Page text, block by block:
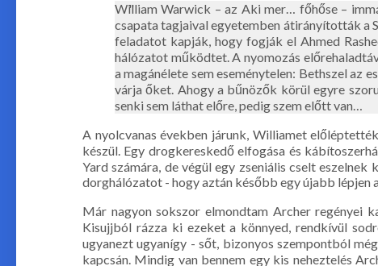
William Warwick – az Aki mer… főhőse –
csapata tagjaival egyetemben átirányították a
feladatot kapják, hogy fogják el Ahmed
hálózatot működtet. A nyomozás
a magánélete sem eseménytelen: Bethszel az
várja őket. Ahogy a bűnözők körül egyre
senki sem láthat előre, pedig szem előtt van…
A nyolcvanas években járunk, Williamet
készül. Egy drogkereskedő elfogása és
Yard számára, de végül egy zseniális cselt
dorghálózatot - hogy aztán később egy újabb lépjen
Már nagyon sokszor elmondtam Archer regényei
Kisujjból rázza ki ezeket a könnyed, rendkívül
ugyanezt ugyanígy - sőt, bizonyos szempontból
kapcsán. Mindig van bennem egy kis neheztelés